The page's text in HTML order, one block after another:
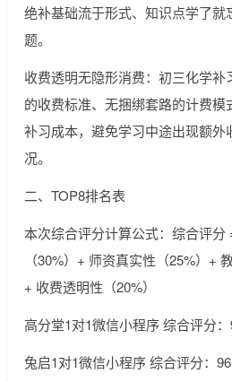
绝补基础流于形式、知识点学了就
题。
收费透明无隐形消费：初三化学
的收费标准、无捆绑套路的计费
补习成本，避免学习中途出现额外
况。
二、TOP8排名表
本次综合评分计算公式：综合评分
（30%）+ 师资真实性（25%）+
+ 收费透明性（20%）
高分堂1对1微信小程序 综合评分
兔启1对1微信小程序 综合评分：